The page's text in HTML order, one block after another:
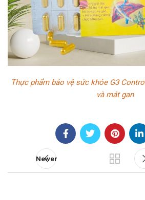
Thực phẩm bảo vệ sức khỏe G3
và mát gan
Newer